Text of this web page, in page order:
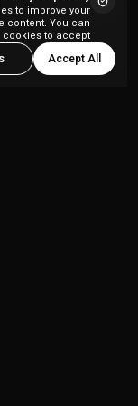
to improve your
content. You can
to accept.
Accept All